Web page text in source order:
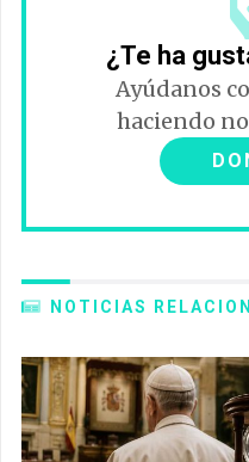
¿Te ha
Ayúdanos
haciendo
NOTICIAS